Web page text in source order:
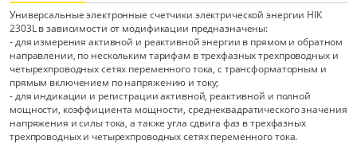
Универсальные электронные счетчики электрической энергии НІК
2303L в зависимости от модификации предназначены:
- для измерения активной и реактивной энергии в прямом и обратном
направлении, по нескольким тарифам в трехфазных трехпроводных и
четырехпроводных сетях переменного тока, с трансформаторным и
прямым включением по напряжению и току;
- для индикации и регистрации активной, реактивной и полной
мощности, коэффициента мощности, среднеквадратического значения
напряжения и силы тока, а также угла сдвига фаз в трехфазных
трехпроводных и четырехпроводных сетях переменного тока.